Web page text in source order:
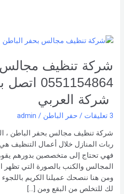
شركة تنظيف مجالس
0551154864
شركة العربي
3 تعليقات / حفر الباطن /
admin
شركة تنظيف مجالس بحفر الباطن ،
ربات المنازل خلال أعمال التنظيف
فهي تحتاج إلى متخصصين بدورهم
المجالس والكنب بالصورة التي تظهر
ومن هنا ننصحك عميلنا الكريم
لك للتخلص من البقع ومن […]
شركة
مجالس
بحفر
الباطن
0551154864
اتصل
بنا –
شركة العربي